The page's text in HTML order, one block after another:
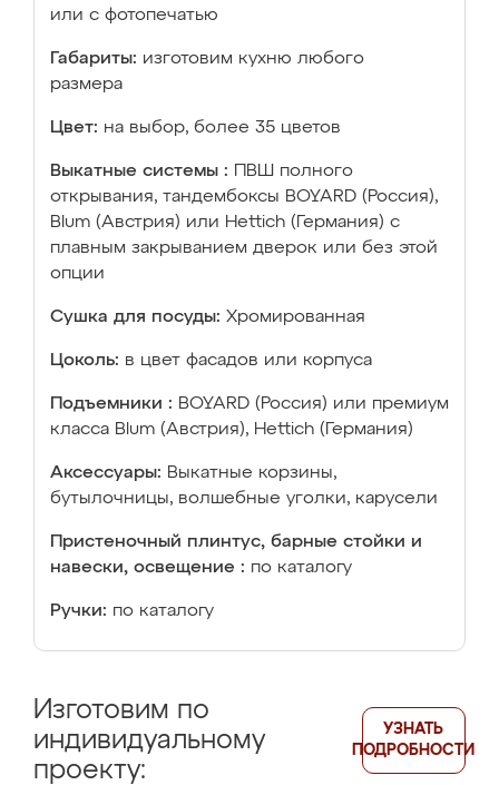
или с фотопечатью
Габариты: изготовим кухню любого
размера
Цвет: на выбор, более 35 цветов
Выкатные системы :
ПВШ полного
открывания, тандембоксы BOYARD (Россия),
Blum (Австрия) или Hettich (Германия) с
плавным закрыванием дверок или без этой
опции
Сушка для посуды: Хромированная
Цоколь: в цвет фасадов или корпуса
Подъемники : BOYARD (Россия) или премиум
класса Blum (Австрия), Hettich (Германия)
Аксессуары: Выкатные корзины,
бутылочницы, волшебные уголки, карусели
Пристеночный плинтус, барные стойки и
навески, освещение : по каталогу
Ручки: по каталогу
Изготовим по
индивидуальному
проекту:
УЗНАТЬ
ПОДРОБНОСТИ